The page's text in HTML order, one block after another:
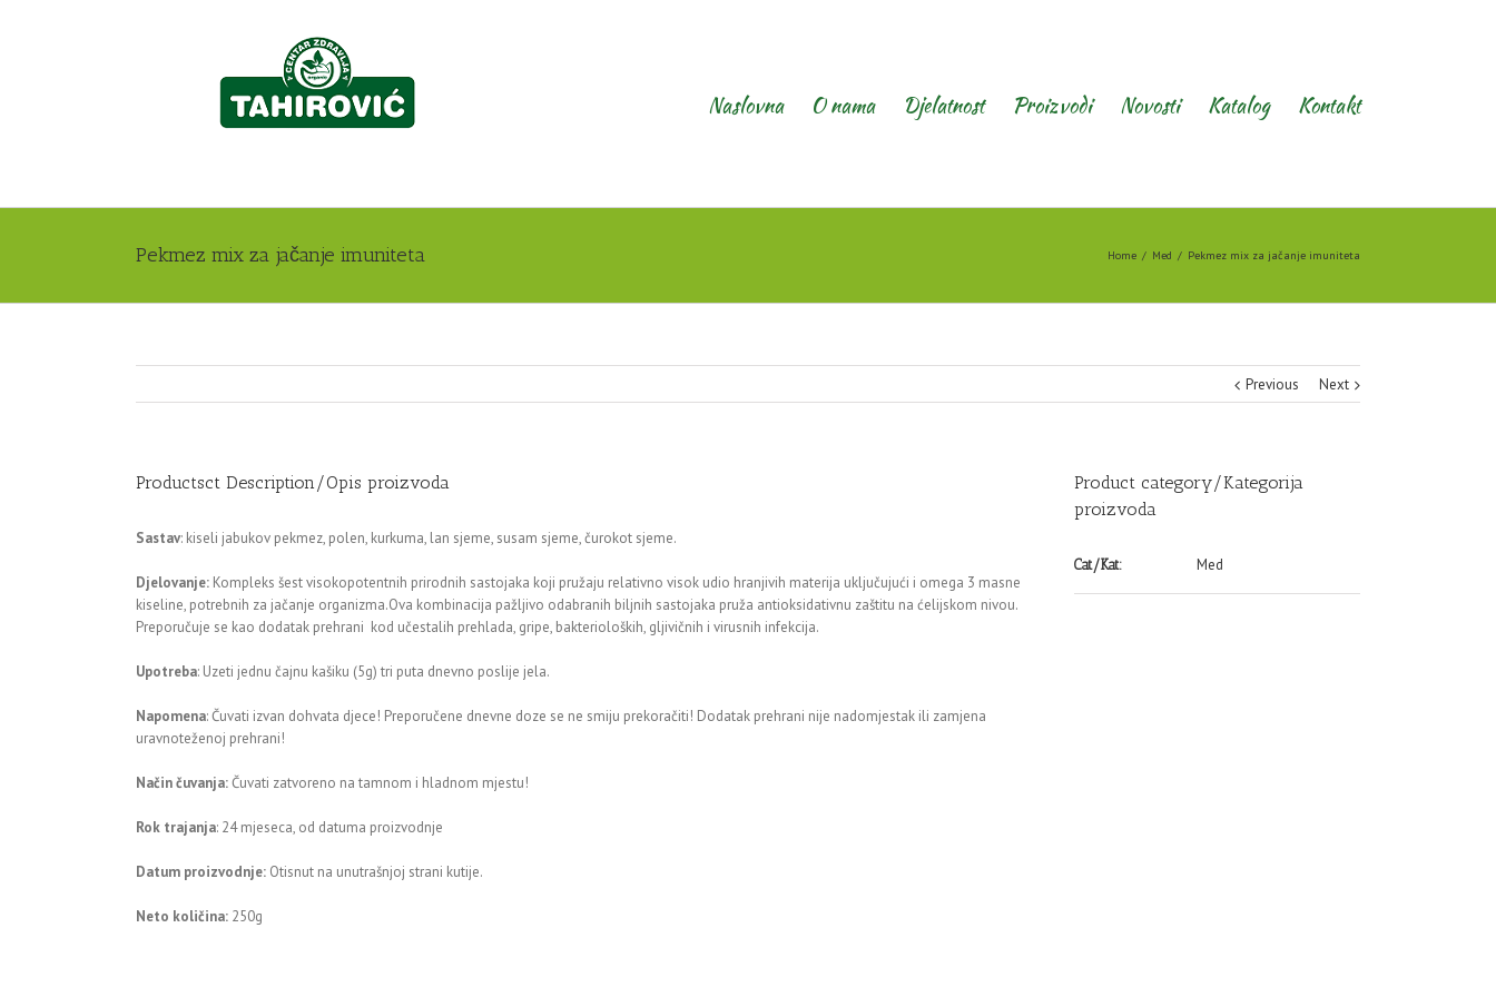
Naslovna O nama Djelatnost Proizvodi Novosti Katalog Kontakt
Pekmez mix za jačanje imuniteta Home Med Pekmez mix za jačanje imuniteta
Previous Next
Productsct Description/Opis proizvoda
Sastav: kiseli jabukov pekmez, polen, kurkuma, lan sjeme, susam sjeme, čurokot sjeme.
Djelovanje: Kompleks šest visokopotentnih prirodnih sastojaka koji pružaju relativno visok udio hranjivih materija uključujući i omega 3 masne
kiseline, potrebnih za jačanje organizma.Ova kombinacija pažljivo odabranih biljnih sastojaka pruža antioksidativnu zaštitu na ćelijskom nivou.
Preporučuje se kao dodatak prehrani kod učestalih prehlada, gripe, bakterioloških, gljivičnih i virusnih infekcija.
Upotreba: Uzeti jednu čajnu kašiku (5g) tri puta dnevno poslije jela.
Napomena: Čuvati izvan dohvata djece! Preporučene dnevne doze se ne smiju prekoračiti! Dodatak prehrani nije nadomjestak ili zamjena
uravnoteženoj prehrani!
Način čuvanja:Čuvati zatvoreno na tamnom i hladnom mjestu!
Rok trajanja: 24 mjeseca, od datuma proizvodnje
Datum proizvodnje: Otisnut na unutrašnjoj strani kutije.
Neto količina: 250g
Product category/Kategorija
proizvoda
Cat/Kat: Med